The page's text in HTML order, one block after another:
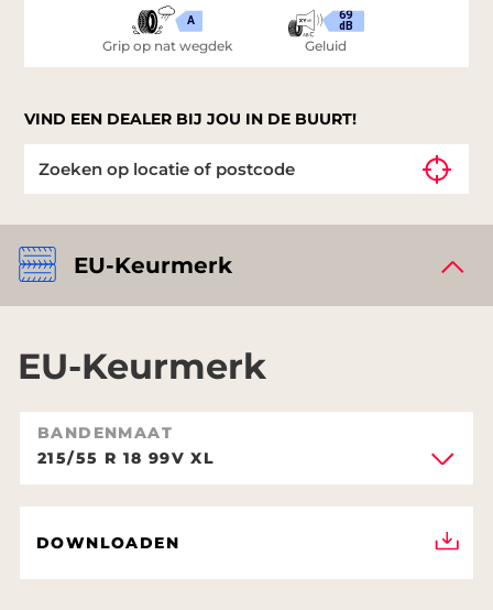
A
Grip op nat wegdek
69
dB
Geluid
VIND EEN DEALER BIJ JOU IN DE BUURT!
EU-Keurmerk
EU-Keurmerk
BANDENMAAT
215/55 R 18 99V XL
DOWNLOADEN